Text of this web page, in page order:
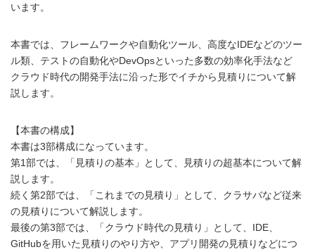
います。
本書では、フレームワークや自動化ツール、高度なIDEなどのツー
ル類、テストの自動化やDevOpsといった多数の効率化手法など
クラウド時代の開発手法に沿った形でイチから見積りについて解
説します。
【本書の構成】
本書は3部構成になっています。
第1部では、「見積りの基本」として、見積りの超基本について解
説します。
続く第2部では、「これまでの見積り」として、クラサバなど従来
の見積りについて解説します。
最後の第3部では、「クラウド時代の見積り」として、IDE、
GitHubを用いた見積りのやり方や、アプリ開発の見積りなどにつ